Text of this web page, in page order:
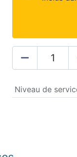
Niveau de